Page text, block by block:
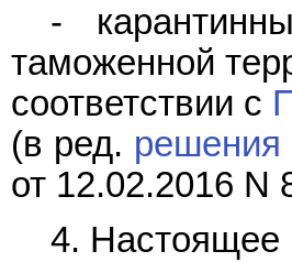
-
таможенной
соответствии с
(в ред. решения
от 12.02.2016 N
4. Настоящее